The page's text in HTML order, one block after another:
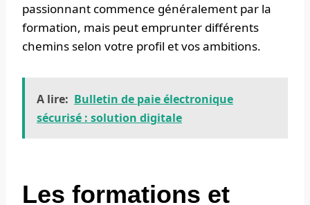
passionnant commence généralement par la
formation, mais peut emprunter différents
chemins selon votre profil et vos ambitions.
A lire: Bulletin de paie électronique
sécurisé : solution digitale
Les formations et